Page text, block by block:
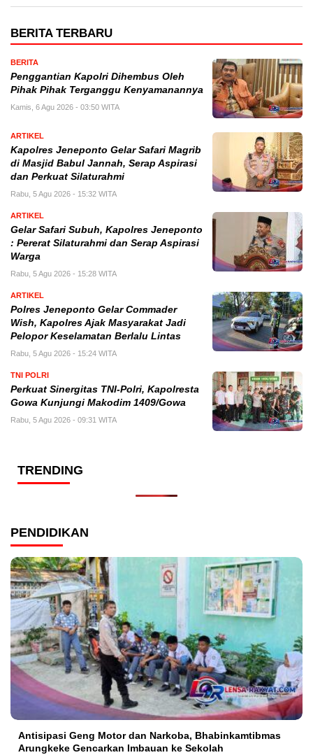
BERITA TERBARU
BERITA
Penggantian Kapolri Dihembus Oleh
Pihak Pihak Terganggu Kenyamanannya
Kamis, 6 Agu 2026 - 03:50 WITA
ARTIKEL
Kapolres Jeneponto Gelar Safari Magrib
di Masjid Babul Jannah, Serap Aspirasi
dan Perkuat Silaturahmi
Rabu, 5 Agu 2026 - 15:32 WITA
ARTIKEL
Gelar Safari Subuh, Kapolres Jeneponto
: Pererat Silaturahmi dan Serap Aspirasi
Warga
Rabu, 5 Agu 2026 - 15:28 WITA
ARTIKEL
Polres Jeneponto Gelar Commader
Wish, Kapolres Ajak Masyarakat Jadi
Pelopor Keselamatan Berlalu Lintas
Rabu, 5 Agu 2026 - 15:24 WITA
TNI POLRI
Perkuat Sinergitas TNI-Polri, Kapolresta
Gowa Kunjungi Makodim 1409/Gowa
Rabu, 5 Agu 2026 - 09:31 WITA
TRENDING
PENDIDIKAN
Antisipasi Geng Motor dan Narkoba, Bhabinkamtibmas
Arungkeke Gencarkan Imbauan ke Sekolah